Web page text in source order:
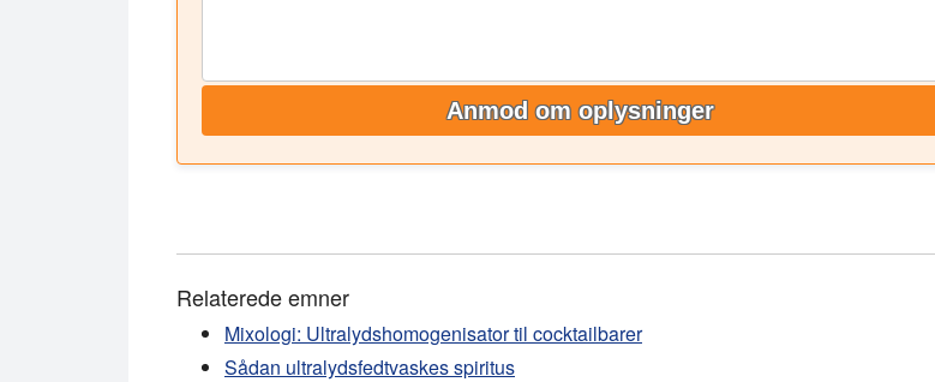
Anmod om oplysninger
Relaterede emner
Mixologi: Ultralydshomogenisator til cocktailbarer
Sådan ultralydsfedtvaskes spiritus